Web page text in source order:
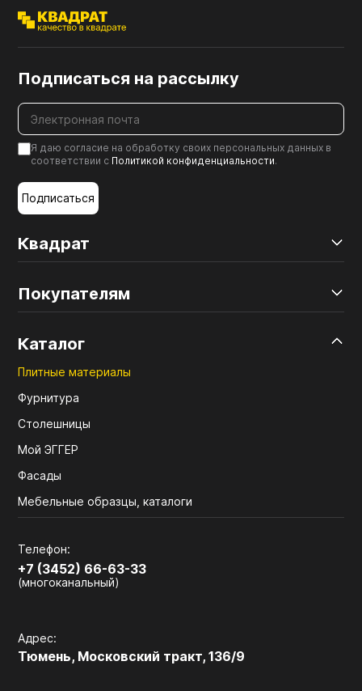
Квадрат
Покупателям
Каталог
Плитные материалы
Фурнитура
Столешницы
Мой ЭГГЕР
Фасады
Мебельные образцы, каталоги
Телефон:
+7 (3452) 66-63-33
(многоканальный)
Адрес:
Тюмень, Московский тракт, 136/9
Подписаться на рассылку
Я даю согласие на обработку своих персональных данных в
соответствии с Политикой конфиденциальности.
Подписаться